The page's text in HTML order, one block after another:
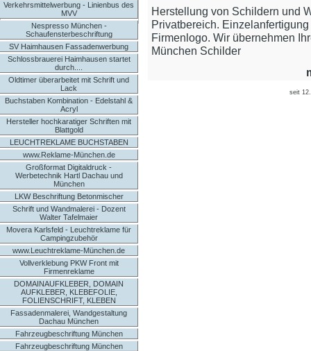
Verkehrsmittelwerbung - Linienbus des
MVV
Nespresso München -
Schaufensterbeschriftung
SV Haimhausen Fassadenwerbung
Schlossbrauerei Haimhausen startet
durch....
Oldtimer überarbeitet mit Schrift und
Lack
Buchstaben Kombination - Edelstahl &
Acryl
Hersteller hochkaratiger Schriften mit
Blattgold
LEUCHTREKLAME BUCHSTABEN
www.Reklame-München.de
Großformat Digitaldruck -
Werbetechnik Hartl Dachau und
München
LKW Beschriftung Betonmischer
Schrift und Wandmalerei - Dozent
Walter Tafelmaier
Movera Karlsfeld - Leuchtreklame für
Campingzubehör
www.Leuchtreklame-München.de
Vollverklebung PKW Front mit
Firmenreklame
DOMAINAUFKLEBER, DOMAIN
AUFKLEBER, KLEBEFOLIE,
FOLIENSCHRIFT, KLEBEN
Fassadenmalerei, Wandgestaltung
Dachau München
Fahrzeugbeschriftung München
Fahrzeugbeschriftung München
Herstellung von Schildern und
Privatbereich.
Firmenlogo. Wir übernehmen
München Schilder
seit